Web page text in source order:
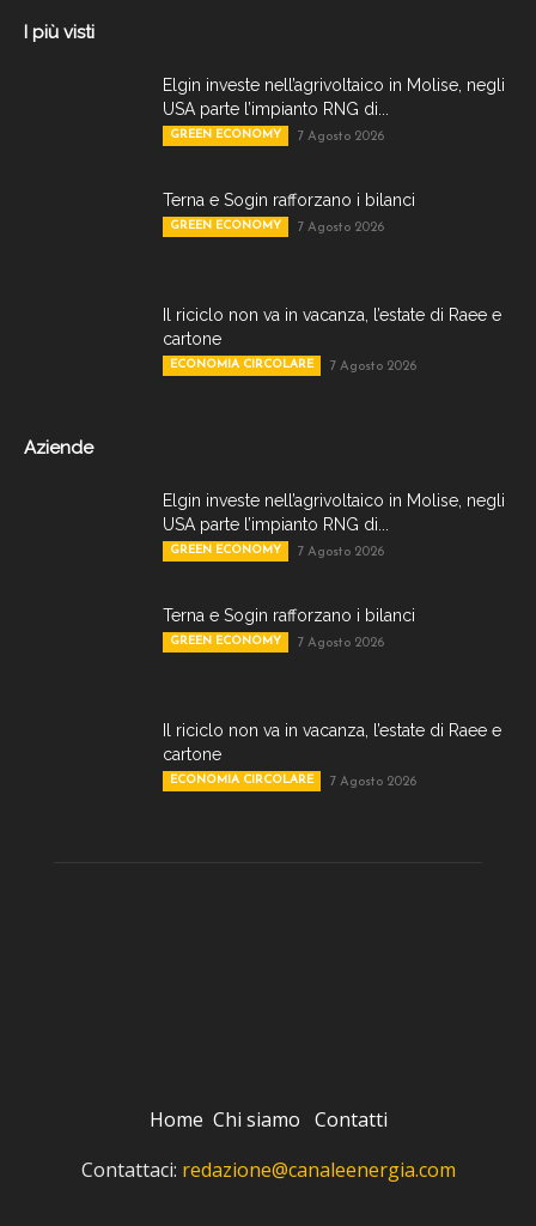
I più visti
Elgin investe nell’agrivoltaico in Molise, negli
USA parte l’impianto RNG di...
GREEN ECONOMY 7 Agosto 2026
Terna e Sogin rafforzano i bilanci
GREEN ECONOMY 7 Agosto 2026
Il riciclo non va in vacanza, l’estate di Raee e
cartone
ECONOMIA CIRCOLARE 7 Agosto 2026
Aziende
Elgin investe nell’agrivoltaico in Molise, negli
USA parte l’impianto RNG di...
GREEN ECONOMY 7 Agosto 2026
Terna e Sogin rafforzano i bilanci
GREEN ECONOMY 7 Agosto 2026
Il riciclo non va in vacanza, l’estate di Raee e
cartone
ECONOMIA CIRCOLARE 7 Agosto 2026
Home Chi siamo Contatti
Contattaci: redazione@canaleenergia.com